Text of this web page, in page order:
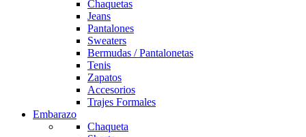
Chaquetas
Jeans
Pantalones
Sweaters
Bermudas / Pantalonetas
Tenis
Zapatos
Accesorios
Trajes Formales
Embarazo
Chaqueta